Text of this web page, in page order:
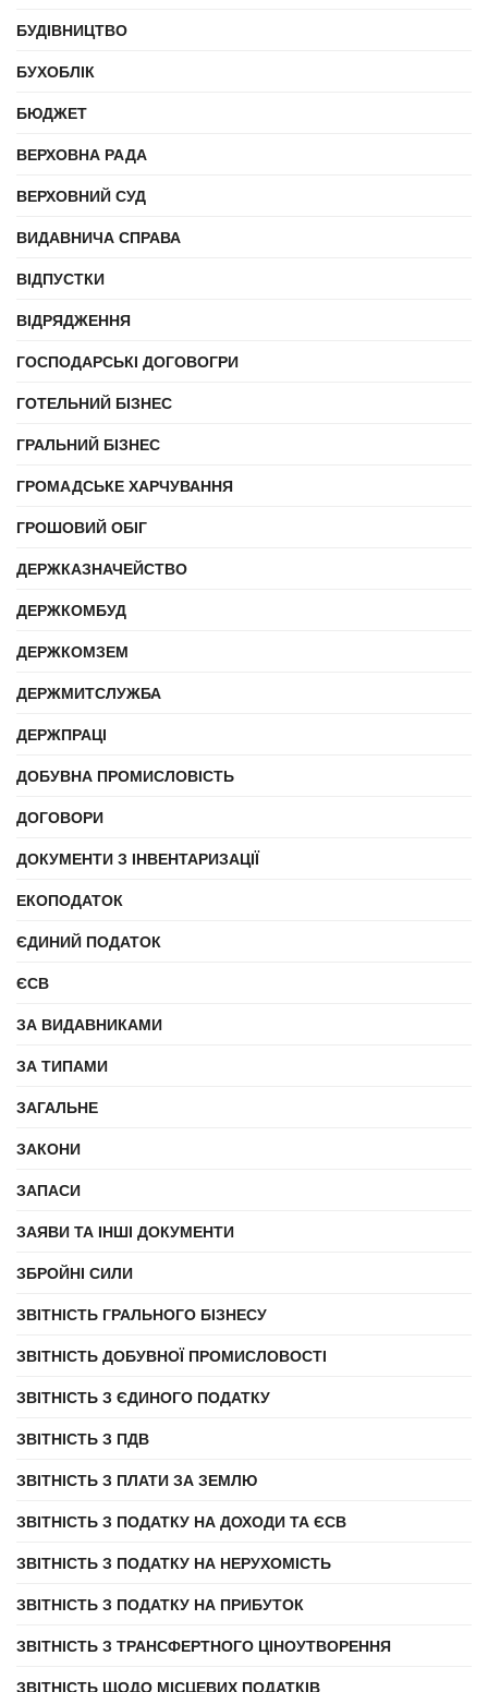
БУДІВНИЦТВО
БУХОБЛІК
БЮДЖЕТ
ВЕРХОВНА РАДА
ВЕРХОВНИЙ СУД
ВИДАВНИЧА СПРАВА
ВІДПУСТКИ
ВІДРЯДЖЕННЯ
ГОСПОДАРСЬКІ ДОГОВОГРИ
ГОТЕЛЬНИЙ БІЗНЕС
ГРАЛЬНИЙ БІЗНЕС
ГРОМАДСЬКЕ ХАРЧУВАННЯ
ГРОШОВИЙ ОБІГ
ДЕРЖКАЗНАЧЕЙСТВО
ДЕРЖКОМБУД
ДЕРЖКОМЗЕМ
ДЕРЖМИТСЛУЖБА
ДЕРЖПРАЦІ
ДОБУВНА ПРОМИСЛОВІСТЬ
ДОГОВОРИ
ДОКУМЕНТИ З ІНВЕНТАРИЗАЦІЇ
ЕКОПОДАТОК
ЄДИНИЙ ПОДАТОК
ЄСВ
ЗА ВИДАВНИКАМИ
ЗА ТИПАМИ
ЗАГАЛЬНЕ
ЗАКОНИ
ЗАПАСИ
ЗАЯВИ ТА ІНШІ ДОКУМЕНТИ
ЗБРОЙНІ СИЛИ
ЗВІТНІСТЬ ГРАЛЬНОГО БІЗНЕСУ
ЗВІТНІСТЬ ДОБУВНОЇ ПРОМИСЛОВОСТІ
ЗВІТНІСТЬ З ЄДИНОГО ПОДАТКУ
ЗВІТНІСТЬ З ПДВ
ЗВІТНІСТЬ З ПЛАТИ ЗА ЗЕМЛЮ
ЗВІТНІСТЬ З ПОДАТКУ НА ДОХОДИ ТА ЄСВ
ЗВІТНІСТЬ З ПОДАТКУ НА НЕРУХОМІСТЬ
ЗВІТНІСТЬ З ПОДАТКУ НА ПРИБУТОК
ЗВІТНІСТЬ З ТРАНСФЕРТНОГО ЦІНОУТВОРЕННЯ
ЗВІТНІСТЬ ЩОДО МІСЦЕВИХ ПОДАТКІВ